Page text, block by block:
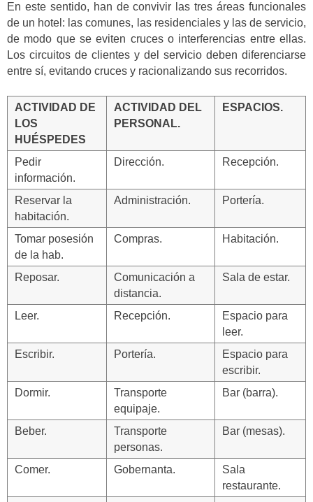
En este sentido, han de convivir las tres áreas funcionales
de un hotel: las comunes, las residenciales y las de servicio,
de modo que se eviten cruces o interferencias entre ellas.
Los circuitos de clientes y del servicio deben diferenciarse
entre sí, evitando cruces y racionalizando sus recorridos.
ACTIVIDAD DE
LOS
HUÉSPEDES
ACTIVIDAD DEL
PERSONAL.
ESPACIOS.
Pedir
información.
Dirección. Recepción.
Reservar la
habitación.
Administración. Portería.
Tomar posesión
de la hab.
Compras. Habitación.
Reposar.
Comunicación a
distancia.
Sala de estar.
Leer. Recepción.
Espacio para
leer.
Escribir.
Portería.
Espacio para
escribir.
Dormir.
Transporte
equipaje.
Bar (barra).
Beber.
Transporte
personas.
Bar (mesas).
Comer. Gobernanta.
Sala
restaurante.